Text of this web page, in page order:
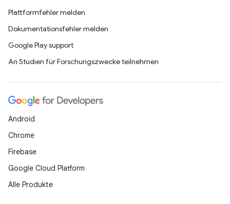
Plattformfehler melden
Dokumentationsfehler melden
Google Play support
An Studien für Forschungszwecke teilnehmen
Android
Chrome
Firebase
Google Cloud Platform
Alle Produkte